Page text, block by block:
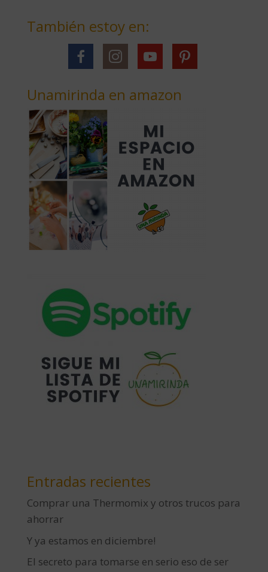
También estoy en:
Unamirinda en amazon
Entradas recientes
Comprar una Thermomix y otros trucos para
ahorrar
Y ya estamos en diciembre!
El secreto para tomarse en serio eso de ser